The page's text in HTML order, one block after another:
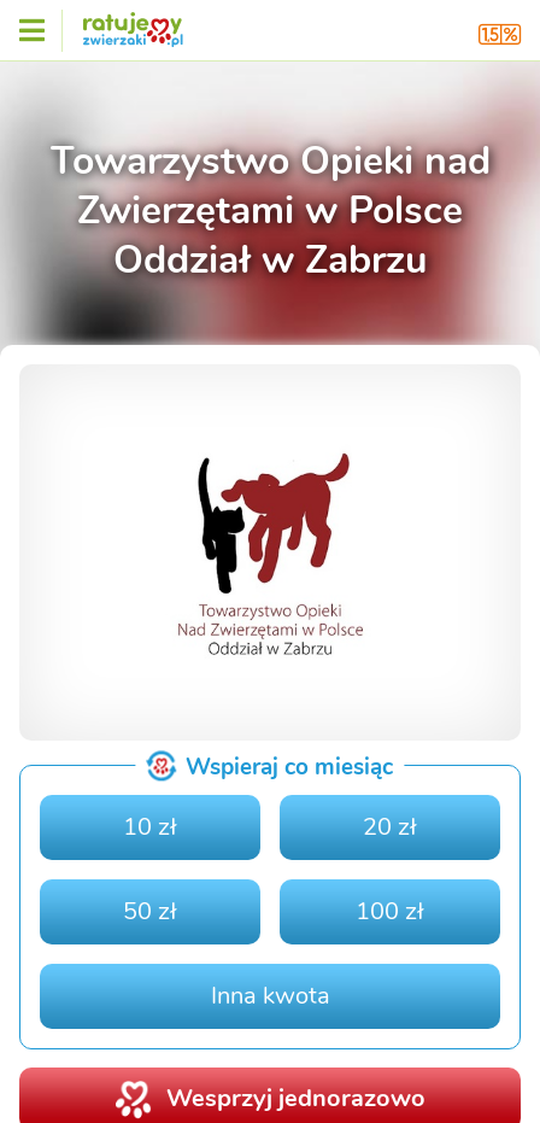
Towarzystwo Opieki nad
Zwierzętami w Polsce
Oddział w Zabrzu
Wspieraj co miesiąc
10 zł 20 zł
50 zł 100 zł
Inna kwota
Wesprzyj jednorazowo